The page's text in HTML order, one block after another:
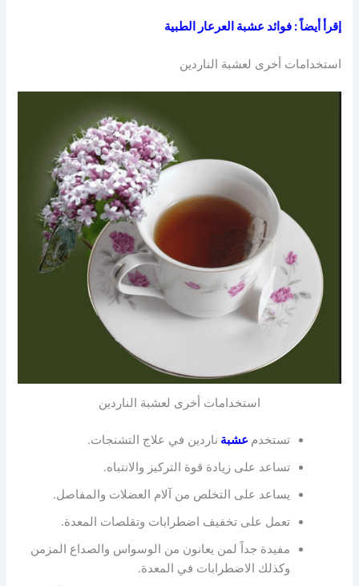
إقرأ أيضاً : فوائد عشبة العرعار الطبية
استخدامات أخرى لعشبة الناردين
استخدامات أخرى لعشبة الناردين
تستخدم عشبة ناردين في علاج التشنجات.
تساعد على زيادة قوة التركيز والانتباه.
يساعد على التخلص من آلام العضلات والمفاصل.
تعمل على تخفيف اضطرابات وتقلصات المعدة.
مفيدة جداً لمن يعانون من الوسواس والصداع المزمن
وكذلك الاضطرابات في المعدة.